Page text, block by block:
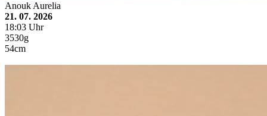
Anouk Aurelia
21. 07. 2026
18:03 Uhr
3530g
54cm